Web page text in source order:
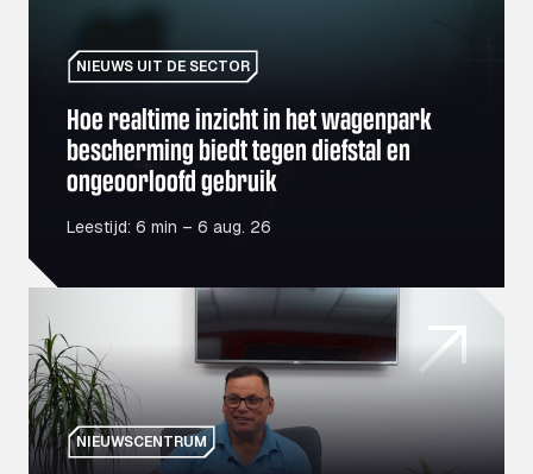
NIEUWS UIT DE SECTOR
Hoe realtime inzicht in het wagenpark
bescherming biedt tegen diefstal en
ongeoorloofd gebruik
Leestijd: 6 min – 6 aug. 26
Van tegenslag naar kracht: hoe Darren Wright
NIEUWSCENTRUM